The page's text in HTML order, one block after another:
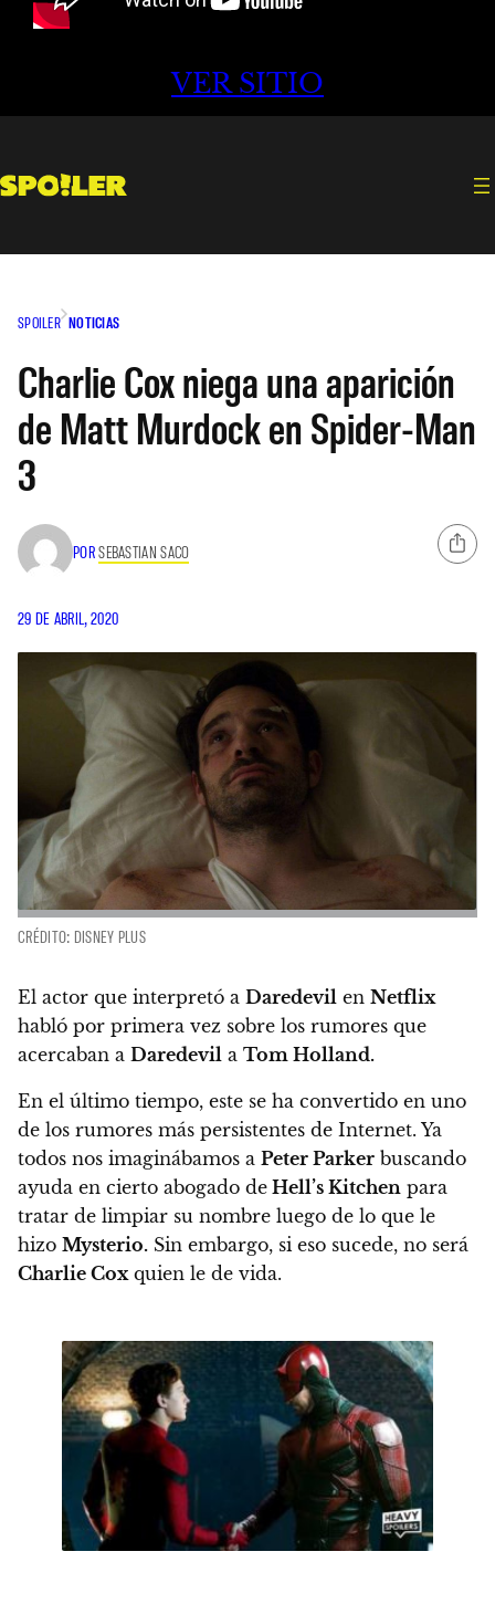
VER SITIO
SPOILER NOTICIAS
Charlie Cox niega una aparición
de Matt Murdock en Spider-Man
3
PORSEBASTIAN SACO
29 DE ABRIL, 2020
CRÉDITO: DISNEY PLUS
El actor que interpretó a Daredevil en Netflix
habló por primera vez sobre los rumores que
acercaban a Daredevil a Tom Holland.
En el último tiempo, este se ha convertido en uno
de los rumores más persistentes de Internet. Ya
todos nos imaginábamos a Peter Parker buscando
ayuda en cierto abogado de Hell’s Kitchen para
tratar de limpiar su nombre luego de lo que le
hizo Mysterio. Sin embargo, si eso sucede, no será
Charlie Coxquien le de vida.